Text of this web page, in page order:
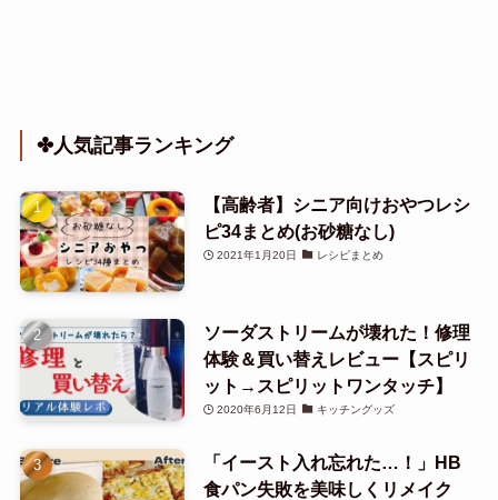
✤人気記事ランキング
【高齢者】シニア向けおやつレシ
ピ34まとめ(お砂糖なし)
2021年1月20日 レシピまとめ
ソーダストリームが壊れた！修理
体験＆買い替えレビュー【スピリ
ット→スピリットワンタッチ】
2020年6月12日 キッチングッズ
「イースト入れ忘れた…！」HB
食パン失敗を美味しくリメイク